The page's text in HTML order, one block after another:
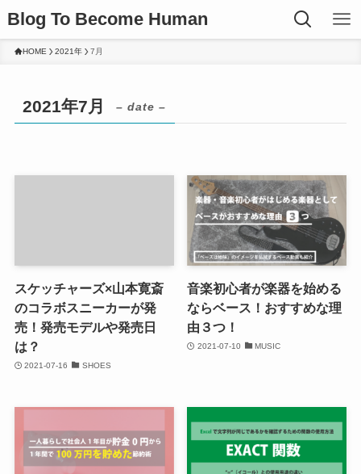
Blog To Become Human
HOME 2021年 7月
2021年7月 – date –
スケッチャーズ×山本寛斎
のコラボスニーカーが発
売！発売モデルや発売日
は？
2021-07-16 SHOES
音楽初心者が楽器を始める
ならベース！おすすめな理
由３つ！
2021-07-10 MUSIC